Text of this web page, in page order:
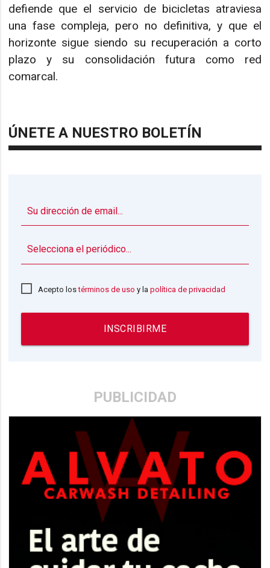
defiende que el servicio de bicicletas atraviesa
una fase compleja, pero no definitiva, y que el
horizonte sigue siendo su recuperación a corto
plazo y su consolidación futura como red
comarcal.
ÚNETE A NUESTRO BOLETÍN
Acepto lostérminos de uso y lapolítica de privacidad
INSCRIBIRME
PUBLICIDAD